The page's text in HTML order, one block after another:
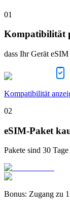
01
Kompatibilität
dass Ihr Gerät
Kompatibilität
02
eSIM-Paket
Pakete sind 30 Tage
Bonus: Zugang zu